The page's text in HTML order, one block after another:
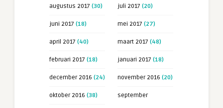
augustus 2017 (30) juli 2017 (20)
juni 2017 (18) mei 2017 (27)
april 2017 (40) maart 2017 (48)
februari 2017 (18) januari 2017 (18)
december 2016 (24) november 2016 (20)
oktober 2016 (38) september